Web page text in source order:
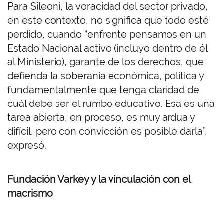
Para Sileoni, la voracidad del sector privado,
en este contexto, no significa que todo esté
perdido, cuando “enfrente pensamos en un
Estado Nacional activo (incluyo dentro de él
al Ministerio), garante de los derechos, que
defienda la soberanía económica, política y
fundamentalmente que tenga claridad de
cuál debe ser el rumbo educativo. Esa es una
tarea abierta, en proceso, es muy ardua y
difícil, pero con convicción es posible darla”,
expresó.
Fundación Varkey y la vinculación con el
macrismo